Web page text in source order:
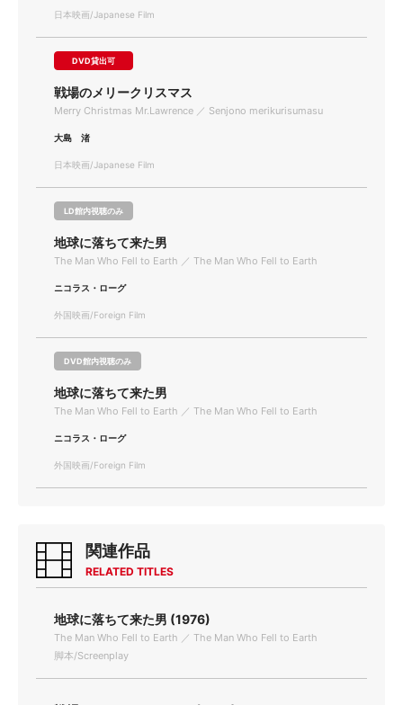
日本映画/Japanese Film
DVD貸出可
戦場のメリークリスマス
Merry Christmas Mr.Lawrence ／ Senjono merikurisumasu
大島 渚
日本映画/Japanese Film
LD館内視聴のみ
地球に落ちて来た男
The Man Who Fell to Earth ／ The Man Who Fell to Earth
ニコラス・ローグ
外国映画/Foreign Film
DVD館内視聴のみ
地球に落ちて来た男
The Man Who Fell to Earth ／ The Man Who Fell to Earth
ニコラス・ローグ
外国映画/Foreign Film
関連作品
RELATED TITLES
地球に落ちて来た男 (1976)
The Man Who Fell to Earth ／ The Man Who Fell to Earth
脚本/Screenplay